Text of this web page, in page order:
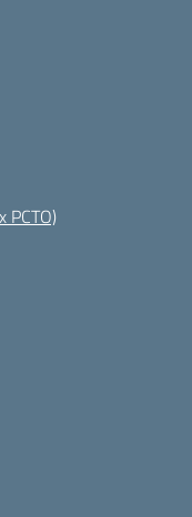
PCTO)